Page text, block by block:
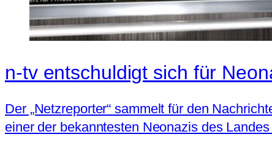
n-tv entschuldigt sich für
Der „Netzreporter“ sammelt für den
einer der bekanntesten Neonazis des